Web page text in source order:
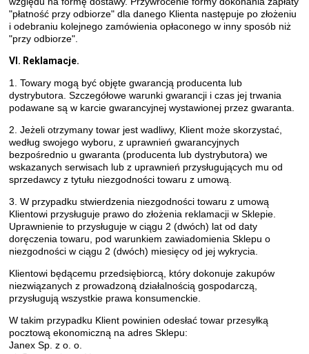
"płatność przy odbiorze" dla danego Klienta następuje po złożeniu
i odebraniu kolejnego zamówienia opłaconego w inny sposób niż
"przy odbiorze".
VI. Reklamacje.
1. Towary mogą być objęte gwarancją producenta lub
dystrybutora. Szczegółowe warunki gwarancji i czas jej trwania
podawane są w karcie gwarancyjnej wystawionej przez gwaranta.
2. Jeżeli otrzymany towar jest wadliwy, Klient może skorzystać,
według swojego wyboru, z uprawnień gwarancyjnych
bezpośrednio u gwaranta (producenta lub dystrybutora) we
wskazanych serwisach lub z uprawnień przysługujących mu od
sprzedawcy z tytułu niezgodności towaru z umową.
3. W przypadku stwierdzenia niezgodności towaru z umową
Klientowi przysługuje prawo do złożenia reklamacji w Sklepie.
Uprawnienie to przysługuje w ciągu 2 (dwóch) lat od daty
doręczenia towaru, pod warunkiem zawiadomienia Sklepu o
niezgodności w ciągu 2 (dwóch) miesięcy od jej wykrycia.
Klientowi będącemu przedsiębiorcą, który dokonuje zakupów
niezwiązanych z prowadzoną działalnością gospodarczą,
przysługują wszystkie prawa konsumenckie.
W takim przypadku Klient powinien odesłać towar przesyłką
pocztową ekonomiczną na adres Sklepu:
Janex Sp. z o. o.